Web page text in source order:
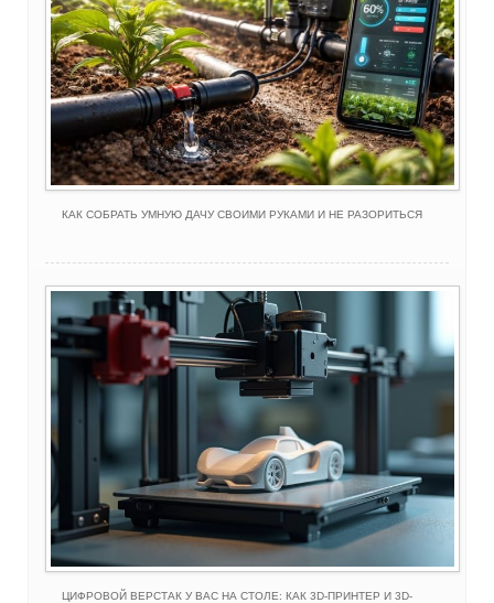
КАК СОБРАТЬ УМНУЮ ДАЧУ СВОИМИ РУКАМИ И НЕ РАЗОРИТЬСЯ
ЦИФРОВОЙ ВЕРСТАК У ВАС НА СТОЛЕ: КАК 3D-ПРИНТЕР И 3D-